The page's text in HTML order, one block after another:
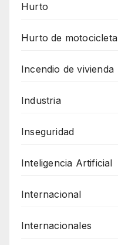
Hurto
Hurto de motocicleta
Incendio de vivienda
Industria
Inseguridad
Inteligencia Artificial
Internacional
Internacionales